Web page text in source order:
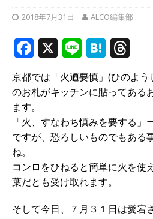
2018年7月31日 ALCO編集部
F
a
c
e
b
o
o
k
X Li
n
e
H
at
e
n
a
h
r
e
a
d
s
京都では「火迺要慎」(ひのよ
のお札がキッチンに貼ってある
ます。
「火、すなわち慎みを要する
ですが、恐ろしいものでもある
ね。
コンロをひねると簡単に火を使
葉だとも受け取れます。
そして今日、７月３１日は愛宕